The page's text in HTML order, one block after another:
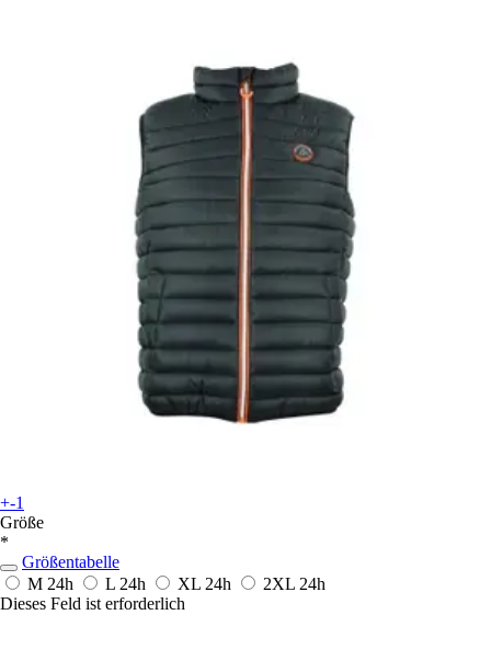
+-1
Größe
*
Größentabelle
M 24h L 24h XL 24h 2XL 24h
Dieses Feld ist erforderlich